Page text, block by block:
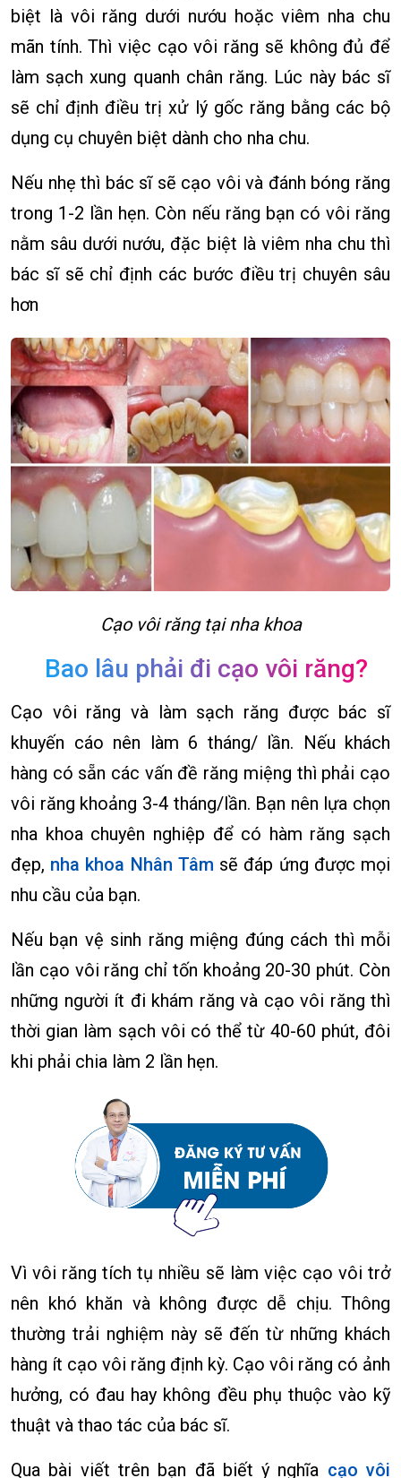
biệt là vôi răng dưới nướu hoặc viêm nha chu
mãn tính. Thì việc cạo vôi răng sẽ không đủ để
làm sạch xung quanh chân răng. Lúc này bác sĩ
sẽ chỉ định điều trị xử lý gốc răng bằng các bộ
dụng cụ chuyên biệt dành cho nha chu.
Nếu nhẹ thì bác sĩ sẽ cạo vôi và đánh bóng răng
trong 1-2 lần hẹn. Còn nếu răng bạn có vôi răng
nằm sâu dưới nướu, đặc biệt là viêm nha chu thì
bác sĩ sẽ chỉ định các bước điều trị chuyên sâu
hơn
Cạo vôi răng tại nha khoa
Bao lâu phải đi cạo vôi răng?
Cạo vôi răng và làm sạch răng được bác sĩ
khuyến cáo nên làm 6 tháng/ lần. Nếu khách
hàng có sẵn các vấn đề răng miệng thì phải cạo
vôi răng khoảng 3-4 tháng/lần. Bạn nên lựa chọn
nha khoa chuyên nghiệp để có hàm răng sạch
đẹp, nha khoa Nhân Tâm sẽ đáp ứng được mọi
nhu cầu của bạn.
Nếu bạn vệ sinh răng miệng đúng cách thì mỗi
lần cạo vôi răng chỉ tốn khoảng 20-30 phút. Còn
những người ít đi khám răng và cạo vôi răng thì
thời gian làm sạch vôi có thể từ 40-60 phút, đôi
khi phải chia làm 2 lần hẹn.
Vì vôi răng tích tụ nhiều sẽ làm việc cạo vôi trở
nên khó khăn và không được dễ chịu. Thông
thường trải nghiệm này sẽ đến từ những khách
hàng ít cạo vôi răng định kỳ. Cạo vôi răng có ảnh
hưởng, có đau hay không đều phụ thuộc vào kỹ
thuật và thao tác của bác sĩ.
Qua bài viết trên bạn đã biết ý nghĩa cạo vôi